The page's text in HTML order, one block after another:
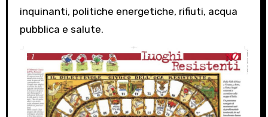
inquinanti, politiche energetiche, rifiuti, acqua
pubblica e salute.